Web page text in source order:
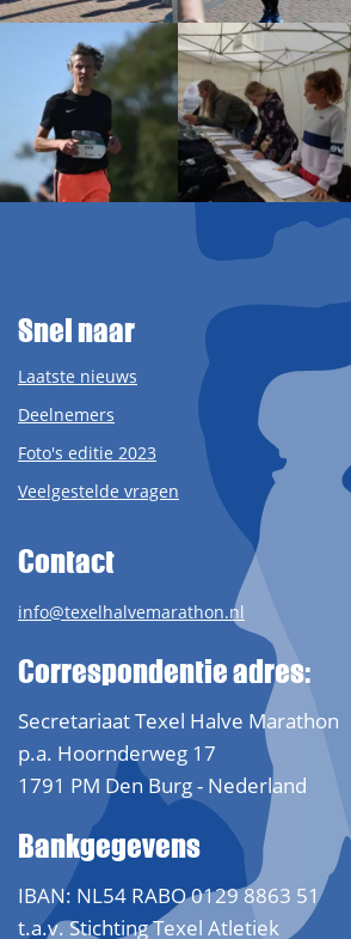
Snel naar
Laatste nieuws
Deelnemers
Foto's editie 2023
Veelgestelde vragen
Contact
info@texelhalvemarathon.nl
Correspondentie adres:
Secretariaat Texel Halve Marathon
p.a. Hoornderweg 17
1791 PM Den Burg - Nederland
Bankgegevens
IBAN: NL54 RABO 0129 8863 51
t.a.v. Stichting Texel Atletiek